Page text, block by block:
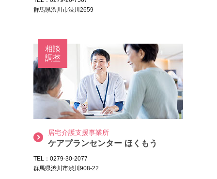
群馬県渋川市渋川2659
相談
調整
居宅介護支援事業所
ケアプランセンター ほくもう
TEL：0279-30-2077
群馬県渋川市渋川908-22